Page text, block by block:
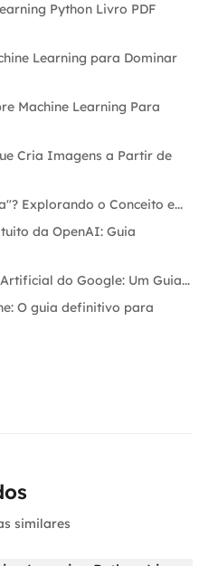
Python Livro PDF
Learning para Dominar
Machine Learning Para
Cria Imagens a Partir de
Explorando o Conceito e...
da OpenAI: Guia
do Google: Um Guia...
O guia definitivo para
similares